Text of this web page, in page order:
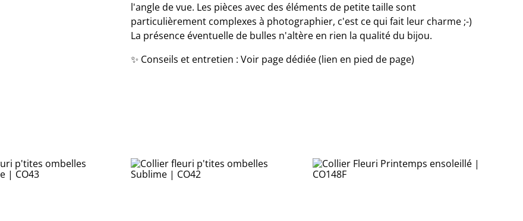
l'angle de vue. Les pièces avec des éléments de petite taille sont
particulièrement complexes à photographier, c'est ce qui fait leur charme ;-)
La présence éventuelle de bulles n'altère en rien la qualité du bijou.
✨ Conseils et entretien : Voir page dédiée (lien en pied de page)